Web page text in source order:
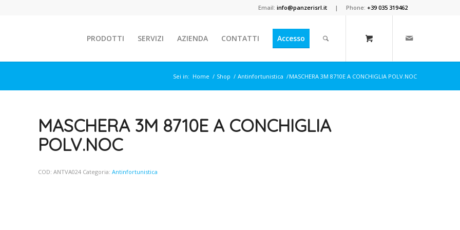
Email:info@panzerisrl.it | Phone:+39 035 319462
PRODOTTI SERVIZI AZIENDA CONTATTI Accesso
Sei in: Home / Shop / Antinfortunistica /MASCHERA 3M 8710E A CONCHIGLIA POLV.NOC
MASCHERA 3M 8710E A CONCHIGLIA
POLV.NOC
COD: ANTVA024 Categoria: Antinfortunistica